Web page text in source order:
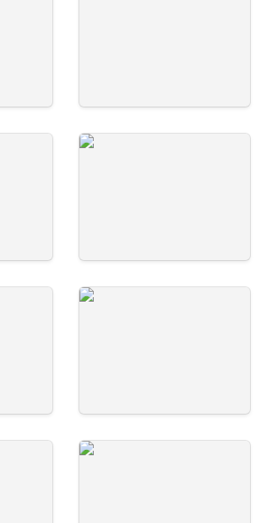
五十里-写真-6
五十里-写真-8
五十里-写真-10